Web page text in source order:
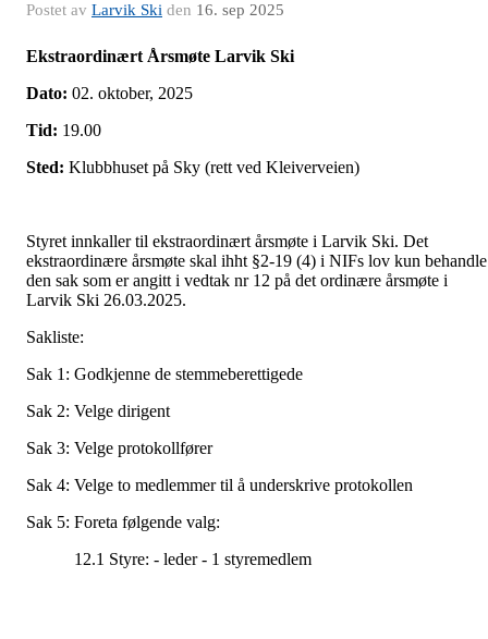
Postet av Larvik Ski den 16. sep 2025
Ekstraordinært Årsmøte Larvik Ski
Dato: 02. oktober, 2025
Tid: 19.00
Sted: Klubbhuset på Sky (rett ved Kleiverveien)
Styret innkaller til ekstraordinært årsmøte i Larvik Ski. Det
ekstraordinære årsmøte skal ihht §2-19 (4) i NIFs lov kun behandle
den sak som er angitt i vedtak nr 12 på det ordinære årsmøte i
Larvik Ski 26.03.2025.
Sakliste:
Sak 1: Godkjenne de stemmeberettigede
Sak 2: Velge dirigent
Sak 3: Velge protokollfører
Sak 4: Velge to medlemmer til å underskrive protokollen
Sak 5: Foreta følgende valg:
12.1 Styre: - leder - 1 styremedlem